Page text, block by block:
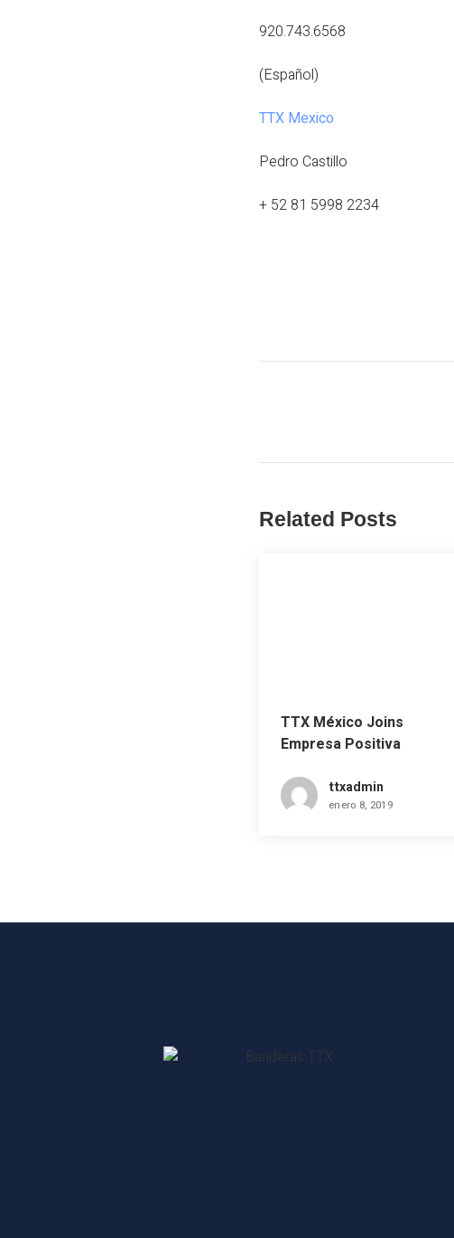
920.743.6568
(Español)
TTX Mexico
Pedro Castillo
+ 52 81 5998 2234
Related Posts
TTX México Joins
Empresa Positiva
ttxadmin
enero 8, 2019